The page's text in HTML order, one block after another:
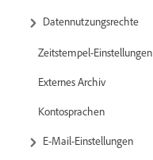
Datennutzungsrechte
Zeitstempel-Einstellungen
Externes Archiv
Kontosprachen
E-Mail-Einstellungen